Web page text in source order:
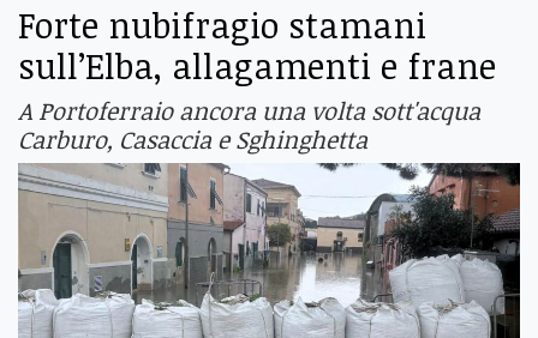
Forte nubifragio stamani
sull’Elba, allagamenti e frane
A Portoferraio ancora una volta sott'acqua
Carburo, Casaccia e Sghinghetta